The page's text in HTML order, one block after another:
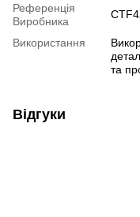
Референція
Виробника
Використання
та
Відгуки